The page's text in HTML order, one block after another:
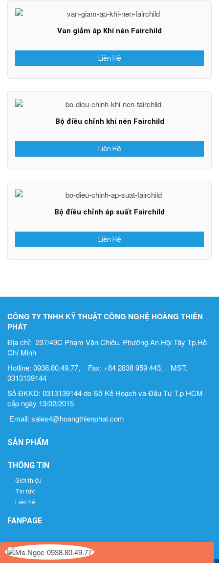
Van giảm áp Khí nén Fairchild
Liên Hệ
Bộ điều chỉnh khí nén Fairchild
Liên Hệ
Bộ điều chỉnh áp suất Fairchild
Liên Hệ
CÔNG TY TNHH KỸ THUẬT CÔNG NGHỆ HOÀNG THIÊN
PHÁT
Địa chỉ: 237/49C Phạm Văn Chiêu, Phường An Hội Tây Tp.Hồ
Chí Minh
Hotline: 0938.80.49.77, Fax: +84 2838 959 443, MST:
0313139144
Số ĐKKD: 0313139144 do Sở Kế Hoạch và Đầu Tư T.p HCM
cấp ngày 13/02/2015
Email: sales4@hoangthienphat.com
SẢN PHẨM
THÔNG TIN
Giới thiệu
Tin tức
Liên hệ
FANPAGE